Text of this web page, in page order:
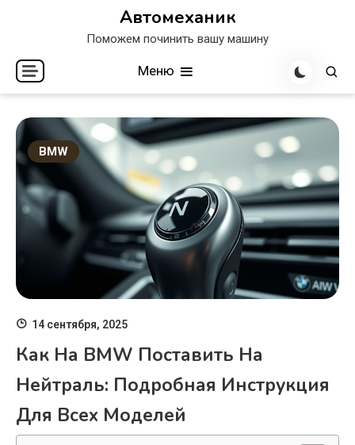
Автомеханик
Поможем починить вашу машину
Меню
BMW
14 сентября, 2025
Как На BMW Поставить На
Нейтраль: Подробная Инструкция
Для Всех Моделей